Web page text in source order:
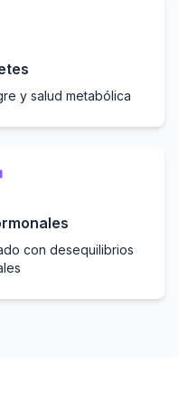
y salud metabólica
con desequilibrios